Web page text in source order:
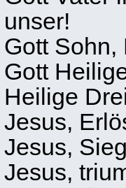
unser!
Gott Sohn,
Gott
Heilige
Jesus,
Jesus,
Jesus,